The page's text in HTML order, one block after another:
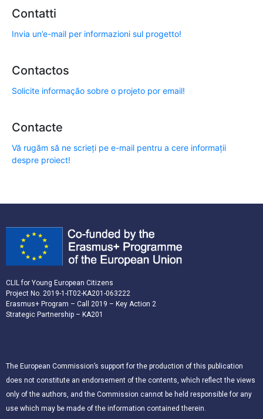
Contatti
Invia un’e-mail per informazioni sul progetto!
Contactos
Solicite informação sobre o projeto por email!
Contacte
Vă rugăm să ne scrieți pe e-mail pentru a cere informații
despre proiect!
CLIL for Young European Citizens
Project No. 2019-1-IT02-KA201-063222
Erasmus+ Program – Call 2019 – Key Action 2
Strategic Partnership – KA201
The European Commission’s support for the production of this publication
does not constitute an endorsement of the contents, which reflect the views
only of the authors, and the Commission cannot be held responsible for any
use which may be made of the information contained therein.